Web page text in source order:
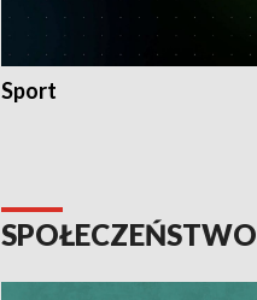
Sport
SPOŁECZEŃSTWO